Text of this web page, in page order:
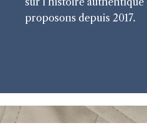
proposons depuis 2017.